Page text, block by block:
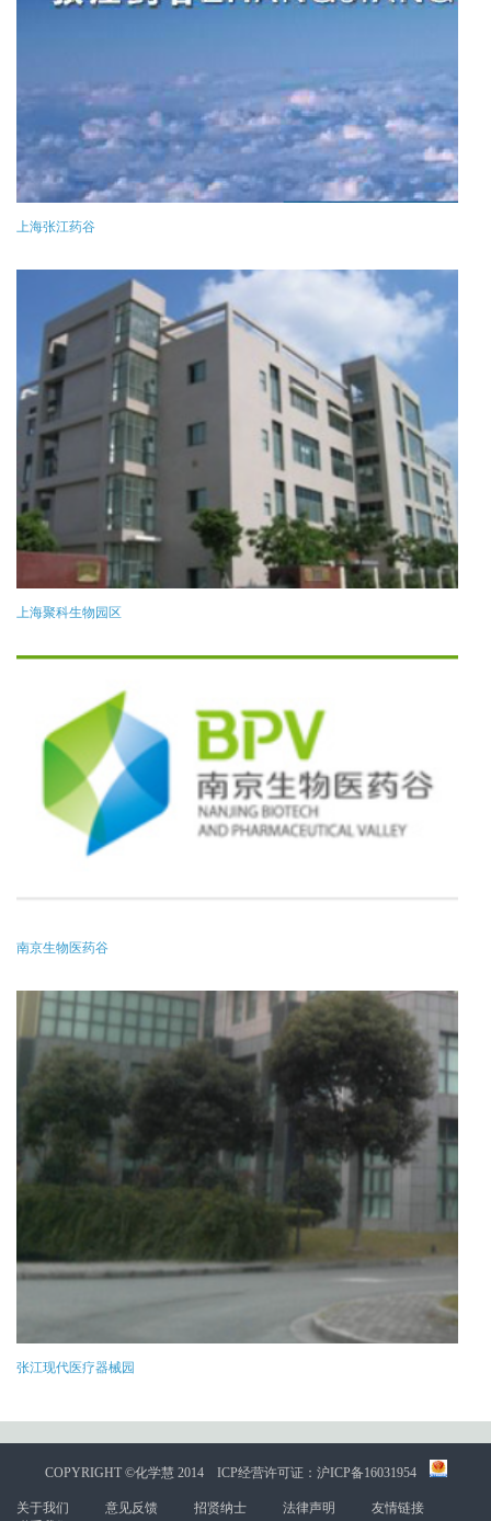
上海张江药谷
上海聚科生物园区
南京生物医药谷
张江现代医疗器械园
COPYRIGHT ©化学慧 2014 ICP经营许可证：沪ICP备16031954
关于我们 意见反馈 招贤纳士 法律声明
友情链接